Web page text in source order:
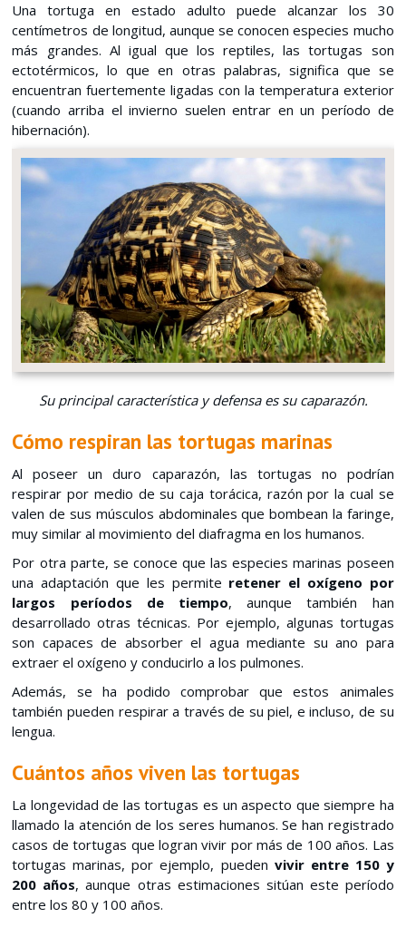
Una tortuga en estado adulto puede alcanzar los 30
centímetros de longitud, aunque se conocen especies mucho
más grandes. Al igual que los reptiles, las tortugas son
ectotérmicos, lo que en otras palabras, significa que se
encuentran fuertemente ligadas con la temperatura exterior
(cuando arriba el invierno suelen entrar en un período de
hibernación).
Su principal característica y defensa es su caparazón.
Cómo respiran las tortugas marinas
Al poseer un duro caparazón, las tortugas no podrían
respirar por medio de su caja torácica, razón por la cual se
valen de sus músculos abdominales que bombean la faringe,
muy similar al movimiento del diafragma en los humanos.
Por otra parte, se conoce que las especies marinas poseen
una adaptación que les permite retener el oxígeno por
largos períodos de tiempo, aunque también han
desarrollado otras técnicas. Por ejemplo, algunas tortugas
son capaces de absorber el agua mediante su ano para
extraer el oxígeno y conducirlo a los pulmones.
Además, se ha podido comprobar que estos animales
también pueden respirar a través de su piel, e incluso, de su
lengua.
Cuántos años viven las tortugas
La longevidad de las tortugas es un aspecto que siempre ha
llamado la atención de los seres humanos. Se han registrado
casos de tortugas que logran vivir por más de 100 años. Las
tortugas marinas, por ejemplo, pueden vivir entre 150 y
200 años, aunque otras estimaciones sitúan este período
entre los 80 y 100 años.